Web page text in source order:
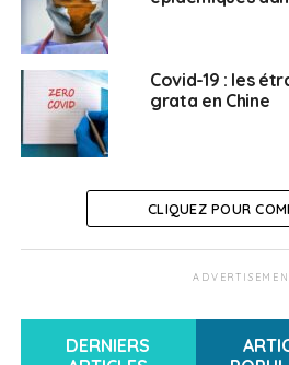
est à adresser à la section
de France à Pékin ou à votre
rattachement.
> A savoir :
bénéficie déjà des aides
familiale ou amicale.
Covid-19 : les
grata en Chine
CLIQUEZ POUR
DERNIERS